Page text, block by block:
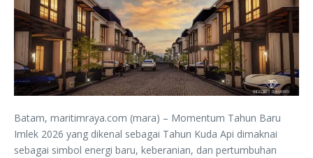
Batam, maritimraya.com (mara) – Momentum Tahun Baru
Imlek 2026 yang dikenal sebagai Tahun Kuda Api dimaknai
sebagai ‎simbol energi baru, keberanian, dan pertumbuhan